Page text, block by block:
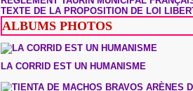
TEXTE DE LA PROPOSITION DE LOI
ALBUMS PHOTOS
LA CORRID EST UN HUMANISME